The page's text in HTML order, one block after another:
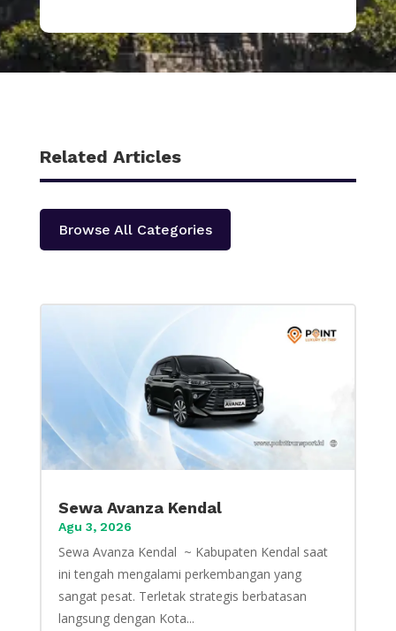
Related Articles
Browse All Categories
Sewa Avanza Kendal
Agu 3, 2026
Sewa Avanza Kendal ~ Kabupaten Kendal saat
ini tengah mengalami perkembangan yang
sangat pesat. Terletak strategis berbatasan
langsung dengan Kota...